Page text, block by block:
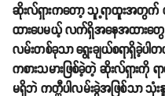
ဆိုးလ်ရှားကတော့ သူ့ရာထူးအတွ
ထားပေမယ့် လက်ရှိအနေအထာ
လမ်းတစ်ခုသာ ရွေးချယ်စရာရှိခဲ့
ကစားသမားဖြစ်ခဲ့တဲ့ ဆိုးလ်ရှား
မရှိဘဲ ကတ္တီပါလမ်းခွဲအဖြစ်သာ သုံးနှု